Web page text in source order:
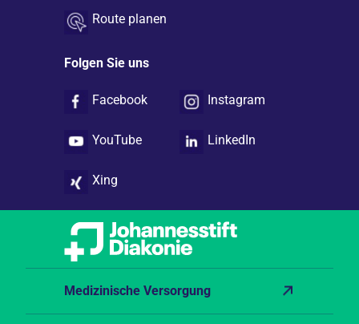
Route planen
Folgen Sie uns
Facebook Instagram
YouTube LinkedIn
Xing
Medizinische Versorgung